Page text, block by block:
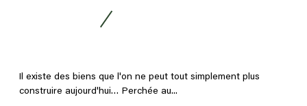
Il existe des biens que l'on ne peut tout simplement plus
construire aujourd'hui… Perchée au...